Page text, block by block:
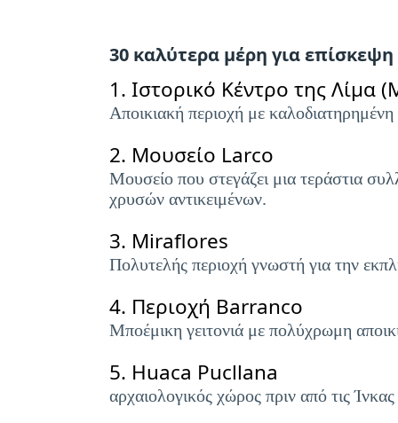
30 καλύτερα μέρη για επίσκεψη
1. Ιστορικό Κέντρο της Λίμα
Αποικιακή περιοχή με
2. Μουσείο Larco
Μουσείο που στεγάζει μια τεράστια
χρυσών αντικειμένων.
3. Miraflores
Πολυτελής περιοχή γνωστή για την
4. Περιοχή Barranco
Μποέμικη γειτονιά με πολύχρωμη
5. Huaca Pucllana
αρχαιολογικός χώρος πριν από τις